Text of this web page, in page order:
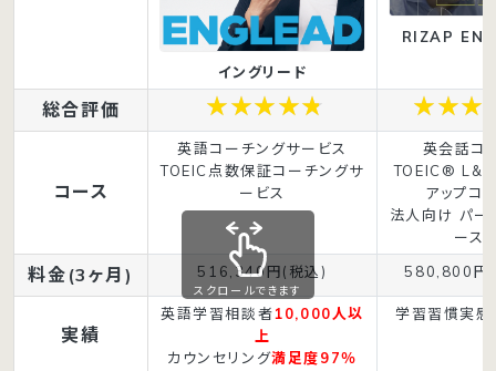
イングリード
RIZAP
総合評価
コース
英語コーチングサービス
TOEIC点数保証コーチングサ
ービス
英会話コ
TOEIC® L&R
アップコ
法人向け パー
ース
料金(3ヶ月) 516,340円(税込) 580,800円
実績
英語学習相談者10,000人以
上
カウンセリング満足度97％
学習習慣実
スクロールできます